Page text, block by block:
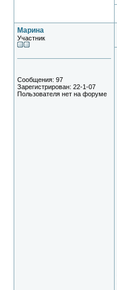
Марина
Участник
Сообщения: 97
Зарегистрирован: 22-1-07
Пользователя нет на форуме